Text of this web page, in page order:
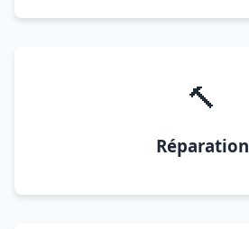
🔨
Réparation